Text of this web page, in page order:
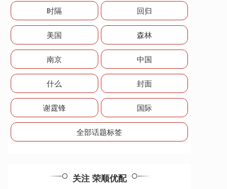
时隔 回归
美国 森林
南京 中国
什么 封面
谢霆锋 国际
全部话题标签
关注 荣顺优配